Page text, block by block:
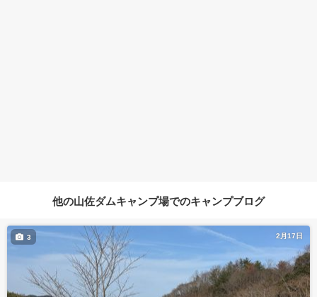
他の山佐ダムキャンプ場でのキャンプブログ
2月17日
3